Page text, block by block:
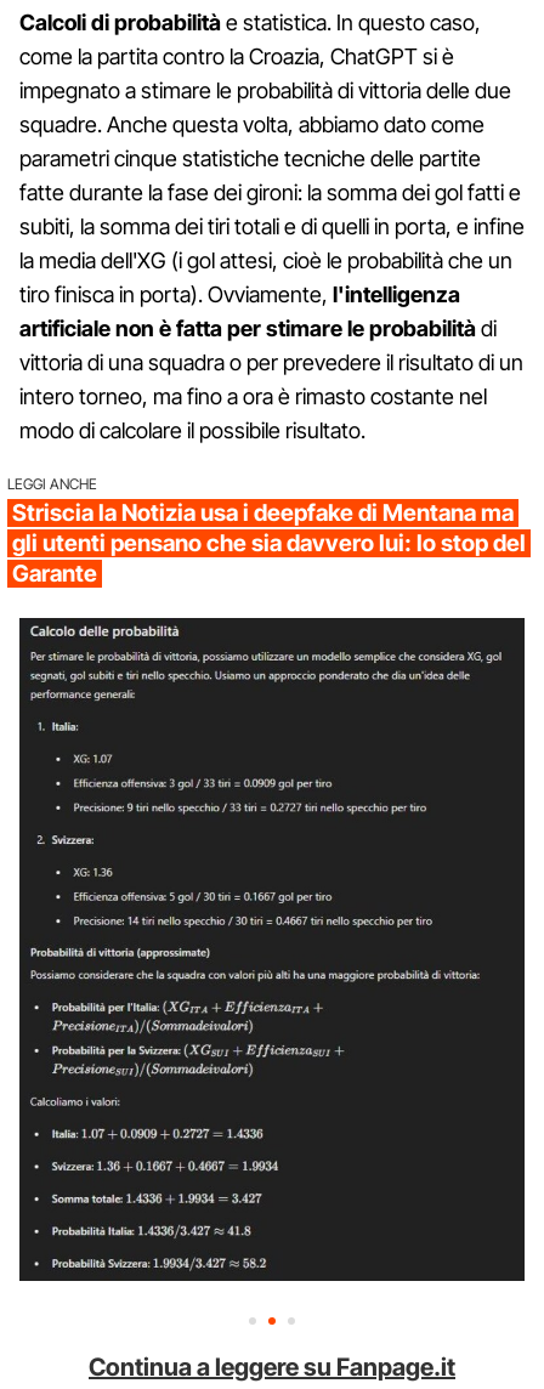
Calcoli di probabilitàe statistica. In questo caso,
come la partita contro la Croazia, ChatGPT si è
impegnato a stimare le probabilità di vittoria delle due
squadre. Anche questa volta, abbiamo dato come
parametri cinque statistiche tecniche delle partite
fatte durante la fase dei gironi: la somma dei gol fatti e
subiti, la somma dei tiri totali e di quelli in porta, e infine
la media dell'XG (i gol attesi, cioè le probabilità che un
tiro finisca in porta). Ovviamente, l'intelligenza
artificiale non è fatta per stimare le probabilitàdi
vittoria di una squadra o per prevedere il risultato di un
intero torneo, ma fino a ora è rimasto costante nel
modo di calcolare il possibile risultato.
LEGGI ANCHE
Striscia la Notizia usa i deepfake di Mentana ma
gli utenti pensano che sia davvero lui: lo stop del
Garante
Continua a leggere su Fanpage.it